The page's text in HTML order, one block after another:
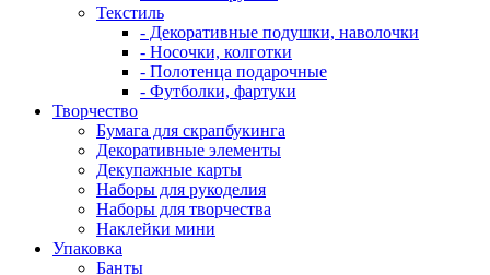
Текстиль
- Декоративные подушки, наволочки
- Носочки, колготки
- Полотенца подарочные
- Футболки, фартуки
Творчество
Бумага для скрапбукинга
Декоративные элементы
Декупажные карты
Наборы для рукоделия
Наборы для творчества
Наклейки мини
Упаковка
Банты